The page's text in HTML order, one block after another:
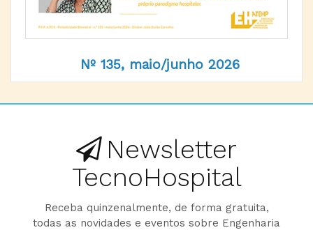
Nº 135, maio/junho 2026
Newsletter
TecnoHospital
Receba quinzenalmente, de forma gratuita,
todas as novidades e eventos sobre Engenharia